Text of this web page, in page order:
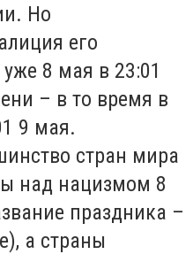
Но
его
8 мая в 23:01
– в то время в
9 мая.
стран мира
над нацизмом 8
праздника –
а страны